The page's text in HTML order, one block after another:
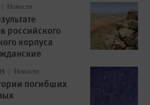
Новости
российского
корпуса
Новости
погибших